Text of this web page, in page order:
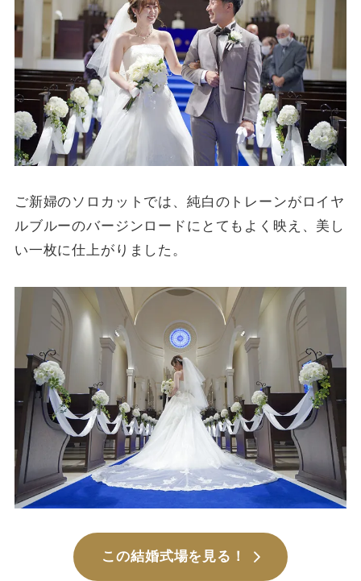
ご新婦のソロカットでは、純白のトレーンがロイヤ
ルブルーのバージンロードにとてもよく映え、美し
い一枚に仕上がりました。
この結婚式場を見る！